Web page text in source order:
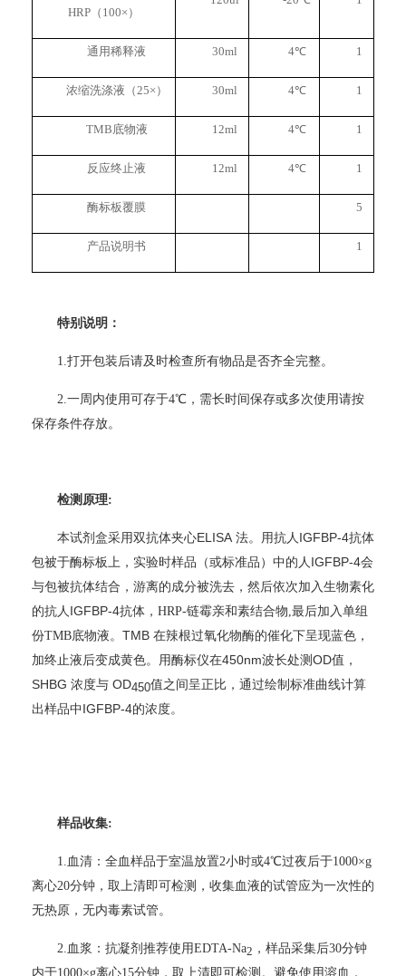
HRP（100×）
通用稀释液 30ml 4℃ 1
浓缩洗涤液（25×） 30ml 4℃ 1
TMB底物液 12ml 4℃ 1
反应终止液 12ml 4℃ 1
酶标板覆膜 5
产品说明书 1
特别说明：
1.打开包装后请及时检查所有物品是否齐全完整。
2.一周内使用可存于4℃，需长时间保存或多次使用请按
保存条件存放。
检测原理:
本试剂盒采用双抗体夹心ELISA 法。用抗人 IGFBP-4抗体
包被于酶标板上，实验时样品（或标准品）中的人 IGFBP-4会
与包被抗体结合，游离的成分被洗去，然后依次加入生物素化
的抗人 IGFBP-4抗体， HRP-链霉亲和素结合物,最后加入单组
份TMB底物液。 TMB 在辣根过氧化物酶的催化下呈现蓝色，
加终止液后变成黄色。用酶标仪在450nm波长处测 OD值，
SHBG 浓度与 OD450值之间呈正比，通过绘制标准曲线计算
出样品中 IGFBP-4的浓度。
样品收集:
1. 血清：全血样品于室温放置2小时或4℃过夜后于1000×g
离心20分钟，取上清即可检测，收集血液的试管应为一次性的
无热原，无内毒素试管。
2. 血浆：抗凝剂推荐使用EDTA-Na2 ，样品采集后30分钟
内于1000×g离心15分钟，取上清即可检测。避免使用溶血，